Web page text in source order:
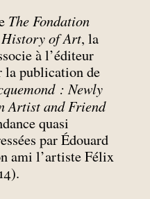
The Fondation
History of Art, la
à l’éditeur
publication de
: Newly
Artist and Friend
quasi
par Édouard
ami l’artiste Félix